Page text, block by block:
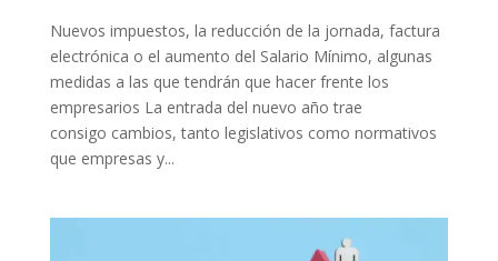
Nuevos impuestos, la reducción de la jornada, factura
electrónica o el aumento del Salario Mínimo, algunas
medidas a las que tendrán que hacer frente los
empresarios La entrada del nuevo año trae
consigo cambios, tanto legislativos como normativos
que empresas y...